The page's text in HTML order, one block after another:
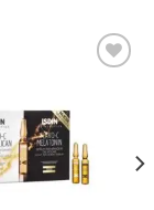
d’envies